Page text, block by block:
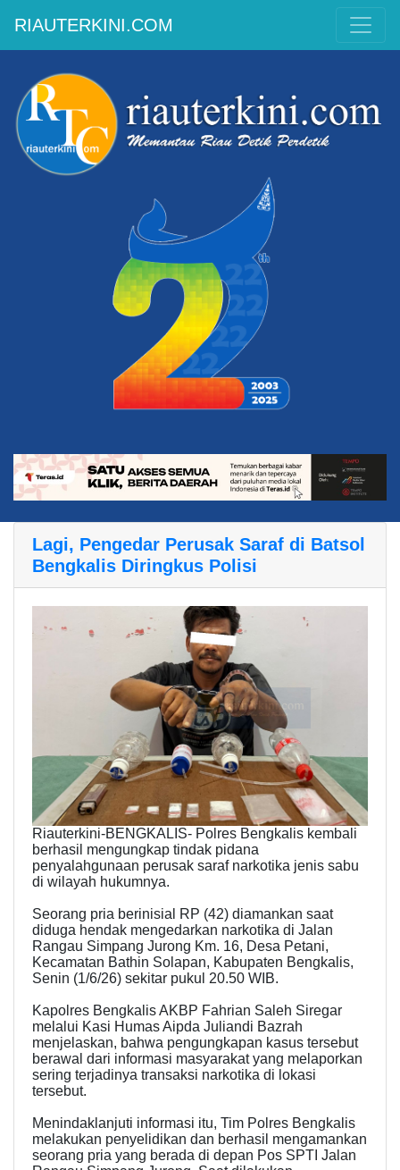
RIAUTERKINI.COM
Lagi, Pengedar Perusak Saraf di Batsol
Bengkalis Diringkus Polisi
Riauterkini-BENGKALIS- Polres Bengkalis kembali
berhasil mengungkap tindak pidana
penyalahgunaan perusak saraf narkotika jenis sabu
di wilayah hukumnya.
Seorang pria berinisial RP (42) diamankan saat
diduga hendak mengedarkan narkotika di Jalan
Rangau Simpang Jurong Km. 16, Desa Petani,
Kecamatan Bathin Solapan, Kabupaten Bengkalis,
Senin (1/6/26) sekitar pukul 20.50 WIB.
Kapolres Bengkalis AKBP Fahrian Saleh Siregar
melalui Kasi Humas Aipda Juliandi Bazrah
menjelaskan, bahwa pengungkapan kasus tersebut
berawal dari informasi masyarakat yang melaporkan
sering terjadinya transaksi narkotika di lokasi
tersebut.
Menindaklanjuti informasi itu, Tim Polres Bengkalis
melakukan penyelidikan dan berhasil mengamankan
seorang pria yang berada di depan Pos SPTI Jalan